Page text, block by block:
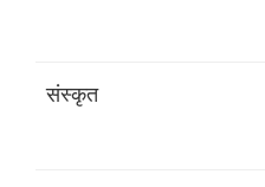
संस्कृत